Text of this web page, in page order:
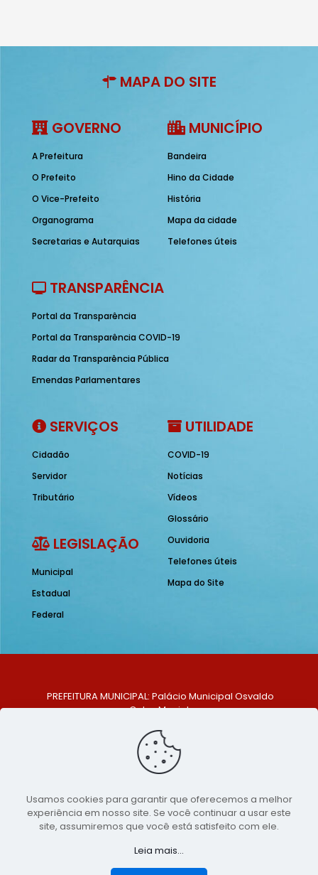
MAPA DO SITE
GOVERNO
A Prefeitura
O Prefeito
O Vice-Prefeito
Organograma
Secretarias e Autarquias
MUNICÍPIO
Bandeira
Hino da Cidade
História
Mapa da cidade
Telefones úteis
TRANSPARÊNCIA
Portal da Transparência
Portal da Transparência COVID-19
Radar da Transparência Pública
Emendas Parlamentares
SERVIÇOS
Cidadão
Servidor
Tributário
LEGISLAÇÃO
Municipal
Estadual
Federal
UTILIDADE
COVID-19
Notícias
Vídeos
Glossário
Ouvidoria
Telefones úteis
Mapa do Site
PREFEITURA MUNICIPAL: Palácio Municipal Osvaldo
Celso Maciel
Centro, São Bento do Una - PE. CEP: 553370-128
TELEFONE: (81) 99548-1569
E-MAIL: ouvidoria@saobentodouna.pe.gov.br
Copyright 2021-2026 - Assessoria de Comunicação da
Prefeitura de São Bento do Una - PE
publicidadeLumusWeb - Agência Digital
Usamos cookies para garantir que oferecemos a melhor
experiência em nosso site. Se você continuar a usar este
site, assumiremos que você está satisfeito com ele.
Leia mais...